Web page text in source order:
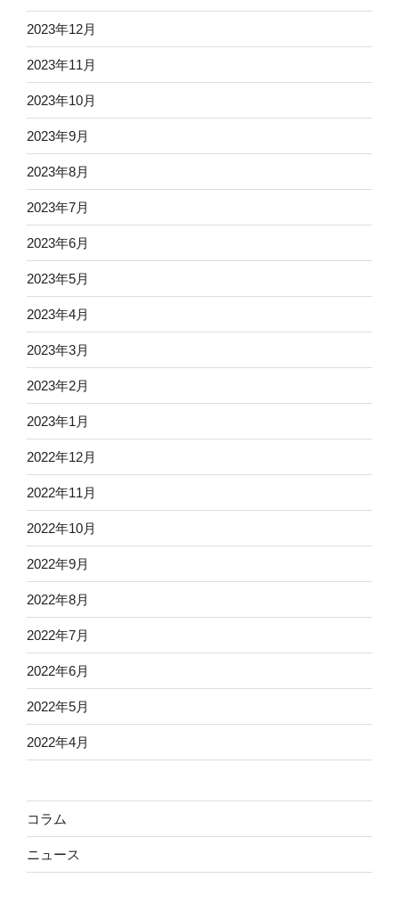
2023年12月
2023年11月
2023年10月
2023年9月
2023年8月
2023年7月
2023年6月
2023年5月
2023年4月
2023年3月
2023年2月
2023年1月
2022年12月
2022年11月
2022年10月
2022年9月
2022年8月
2022年7月
2022年6月
2022年5月
2022年4月
コラム
ニュース